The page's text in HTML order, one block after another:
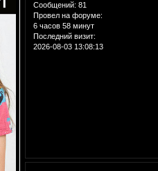
Сообщений: 81
Провел на форуме:
6 часов 58 минут
Последний визит:
2026-08-03 13:08:13